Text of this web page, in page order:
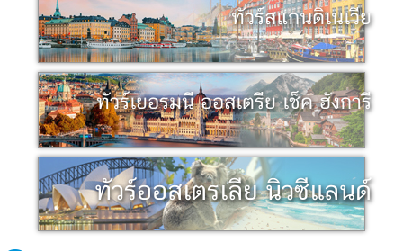
ทัวร์สแกนดิเนเวีย
ทัวร์เยอรมนี ออสเตรีย เช็ค ฮังการี
ทัวร์ออสเตรเลีย นิวซีแลนด์